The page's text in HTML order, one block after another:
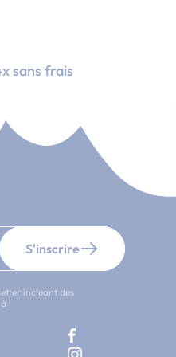
sans frais
S'inscrire
incluant des